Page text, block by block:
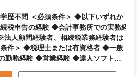
件＞ ◆以下いずれか
税申告の経験 ◆会計事務所での実務経
法人顧問経験者、相続税業務経験者は
勤務経験 ◆営業経験 ◆達人ソフトの使